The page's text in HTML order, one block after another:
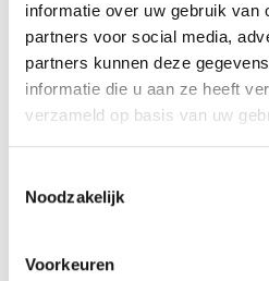
informatie over uw gebruik van
partners voor social media,
partners kunnen deze
informatie die u aan ze heeft
verzameld op basis van uw
Noodzakelijk
Voorkeuren
Over HTM
HTM is het openbaar
Haagse regio. HTM is
Haagse samenleving en is
railvoertuigen en bussen een
verzorgen zij een belangrijk
personenvervoer over de